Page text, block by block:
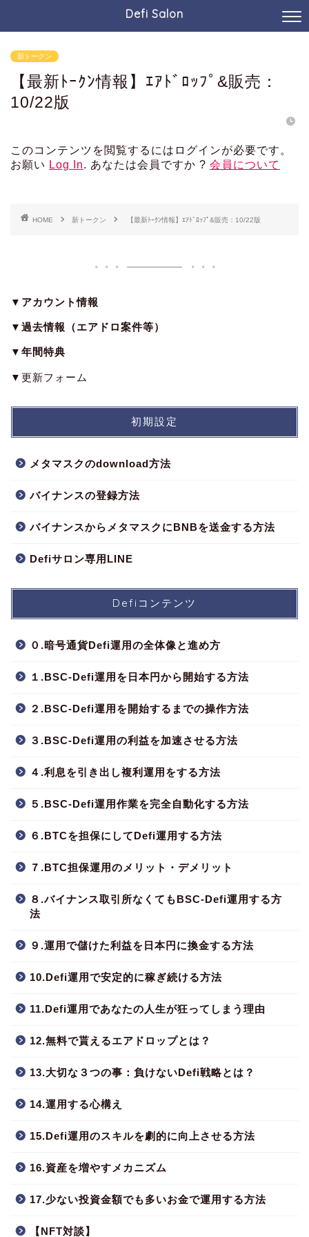
Defi Salon
新トークン
【最新ﾄｰｸﾝ情報】ｴｱﾄﾞﾛｯﾌﾟ&販売：
10/22版
このコンテンツを閲覧するにはログインが必要です。
お願い Log In. あなたは会員ですか ? 会員について
HOME 新トークン 【最新ﾄｰｸﾝ情報】ｴｱﾄﾞﾛｯﾌﾟ&販売：10/22版
▼アカウント情報
▼過去情報（エアドロ案件等）
▼年間特典
▼更新フォーム
初期設定
メタマスクのdownload方法
バイナンスの登録方法
バイナンスからメタマスクにBNBを送金する方法
Defiサロン専用LINE
Defiコンテンツ
０.暗号通貨Defi運用の全体像と進め方
１.BSC-Defi運用を日本円から開始する方法
２.BSC-Defi運用を開始するまでの操作方法
３.BSC-Defi運用の利益を加速させる方法
４.利息を引き出し複利運用をする方法
５.BSC-Defi運用作業を完全自動化する方法
６.BTCを担保にしてDefi運用する方法
７.BTC担保運用のメリット・デメリット
８.バイナンス取引所なくてもBSC-Defi運用する方
法
９.運用で儲けた利益を日本円に換金する方法
10.Defi運用で安定的に稼ぎ続ける方法
11.Defi運用であなたの人生が狂ってしまう理由
12.無料で貰えるエアドロップとは？
13.大切な３つの事：負けないDefi戦略とは？
14.運用する心構え
15.Defi運用のスキルを劇的に向上させる方法
16.資産を増やすメカニズム
17.少ない投資金額でも多いお金で運用する方法
【NFT対談】